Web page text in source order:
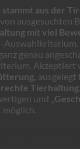
aus der
ausgesuchten
mit viel
Auswahlkriterium.
genau
Akzeptiert
ausgelegt
Tierhaltung
und „
möglich.